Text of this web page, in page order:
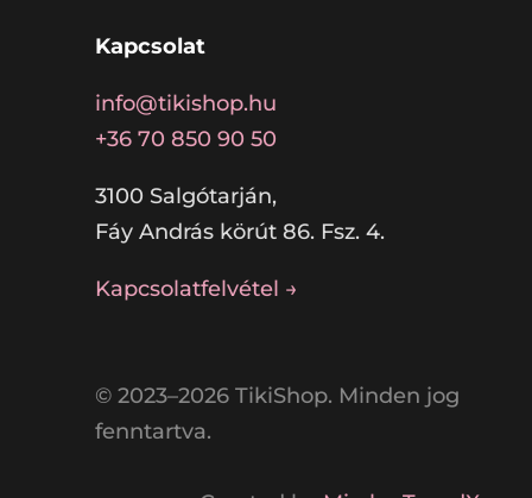
Kapcsolat
info@tikishop.hu
+36 70 850 90 50
3100 Salgótarján,
Fáy András körút 86. Fsz. 4.
Kapcsolatfelvétel →
© 2023–2026 TikiShop. Minden jog
fenntartva.